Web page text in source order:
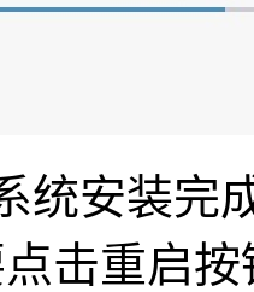
统安装完
击重启